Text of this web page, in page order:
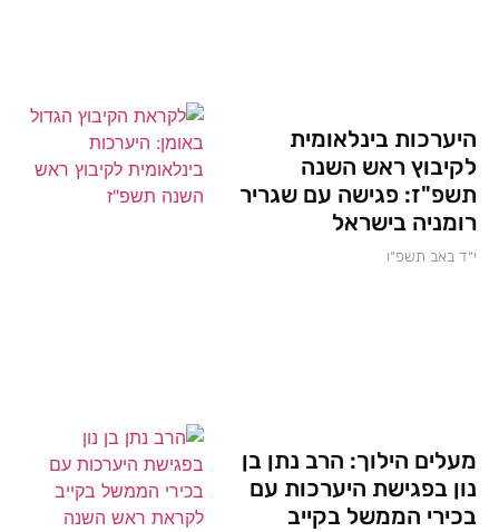
היערכות בינלאומית
לקיבוץ ראש השנה
תשפ"ז: פגישה עם שגריר
רומניה בישראל
י״ד באב תשפ״ו
מעלים הילוך: הרב נתן בן
נון בפגישת היערכות עם
בכירי הממשל בקייב